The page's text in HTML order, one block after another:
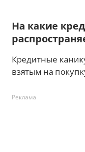
На какие
Кредитные
взятым на
Реклама